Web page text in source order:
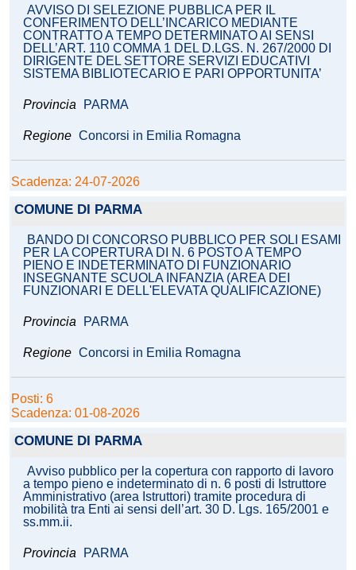
AVVISO DI SELEZIONE PUBBLICA PER IL
CONFERIMENTO DELL’INCARICO MEDIANTE
CONTRATTO A TEMPO DETERMINATO AI SENSI
DELL’ART. 110 COMMA 1 DEL D.LGS. N. 267/2000 DI
DIRIGENTE DEL SETTORE SERVIZI EDUCATIVI
SISTEMA BIBLIOTECARIO E PARI OPPORTUNITA’
Provincia PARMA
Regione Concorsi in Emilia Romagna
Scadenza: 24-07-2026
COMUNE DI PARMA
BANDO DI CONCORSO PUBBLICO PER SOLI ESAMI
PER LA COPERTURA DI N. 6 POSTO A TEMPO
PIENO E INDETERMINATO DI FUNZIONARIO
INSEGNANTE SCUOLA INFANZIA (AREA DEI
FUNZIONARI E DELL'ELEVATA QUALIFICAZIONE)
Provincia PARMA
Regione Concorsi in Emilia Romagna
Posti: 6
Scadenza: 01-08-2026
COMUNE DI PARMA
Avviso pubblico per la copertura con rapporto di lavoro
a tempo pieno e indeterminato di n. 6 posti di Istruttore
Amministrativo (area Istruttori) tramite procedura di
mobilità tra Enti ai sensi dell’art. 30 D. Lgs. 165/2001 e
ss.mm.ii.
Provincia PARMA